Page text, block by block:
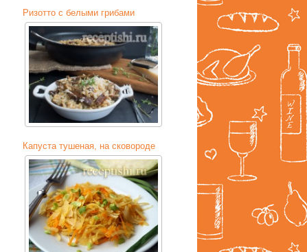
Ризотто с белыми грибами
Капуста тушеная, на сковороде